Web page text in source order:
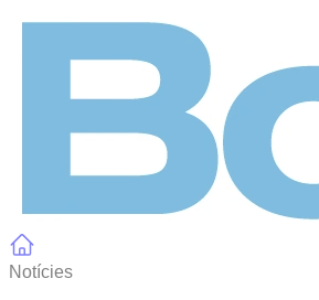
Notícies